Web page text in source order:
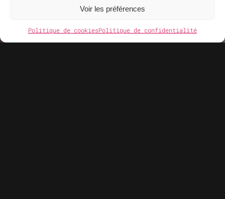
Voir les préférences
Politique de cookiesPolitique de confidentialité